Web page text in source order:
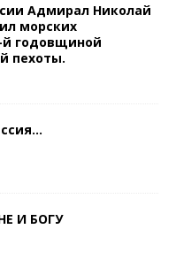
Адмирал Николай
морских
й годовщиной
пехоты.
И БОГУ